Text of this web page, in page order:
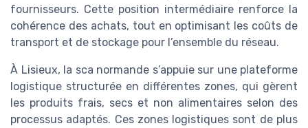
fournisseurs. Cette position intermédiaire renforce la
cohérence des achats, tout en optimisant les coûts de
transport et de stockage pour l’ensemble du réseau.
À Lisieux, la sca normande s’appuie sur une plateforme
logistique structurée en différentes zones, qui gèrent
les produits frais, secs et non alimentaires selon des
processus adaptés. Ces zones logistiques sont de plus